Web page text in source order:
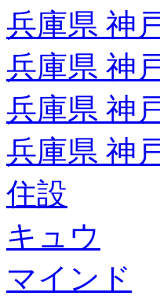
兵庫県 神
兵庫県 神
兵庫県 神
兵庫県 神
住設
キュウ
マインド